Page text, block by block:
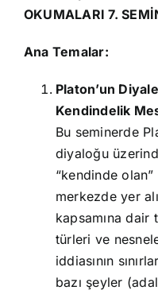
İletişim
OKUMALARI 7.
Ana Temalar:
Platon’un
Kendindelik
Bu seminerde
diyaloğu
“kendinde olan”
merkezde yer
kapsamına
türleri ve
iddiasının
bazı şeyler